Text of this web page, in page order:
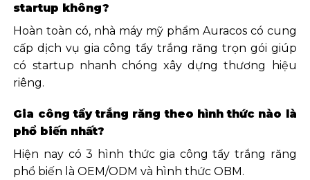
startup không?
Hoàn toàn có, nhà máy mỹ phẩm Auracos có cung
cấp dịch vụ gia công tẩy trắng răng trọn gói giúp
có startup nhanh chóng xây dựng thương hiệu
riêng.
Gia công tẩy trắng răng theo hình thức nào là
phổ biến nhất?
Hiện nay có 3 hình thức gia công tẩy trắng răng
phổ biến là OEM/ODM và hình thức OBM.